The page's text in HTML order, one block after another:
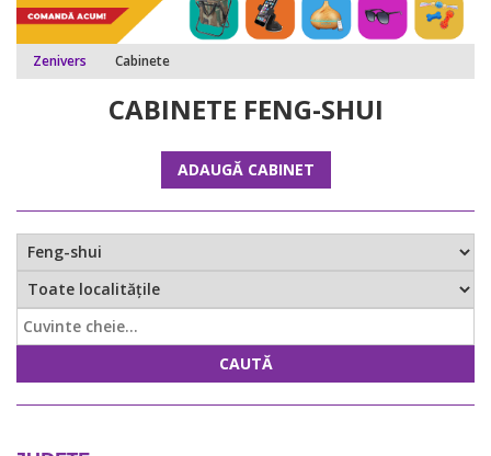
Zenivers Cabinete
CABINETE FENG-SHUI
ADAUGĂ CABINET
CAUTĂ